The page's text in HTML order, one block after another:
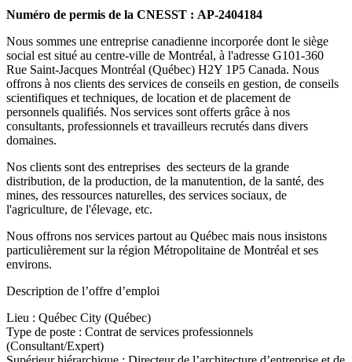
Numéro de permis de la CNESST : AP-2404184
Nous sommes une entreprise canadienne incorporée dont le siège
social est situé au centre-ville de Montréal, à l'adresse G101-360
Rue Saint-Jacques Montréal (Québec) H2Y 1P5 Canada. Nous
offrons à nos clients des services de conseils en gestion, de conseils
scientifiques et techniques, de location et de placement de
personnels qualifiés. Nos services sont offerts grâce à nos
consultants, professionnels et travailleurs recrutés dans divers
domaines.
Nos clients sont des entreprises des secteurs de la grande
distribution, de la production, de la manutention, de la santé, des
mines, des ressources naturelles, des services sociaux, de
l'agriculture, de l'élevage, etc.
Nous offrons nos services partout au Québec mais nous insistons
particulièrement sur la région Métropolitaine de Montréal et ses
environs.
Description de l’offre d’emploi
Lieu : Québec City (Québec)
Type de poste : Contrat de services professionnels
(Consultant/Expert)